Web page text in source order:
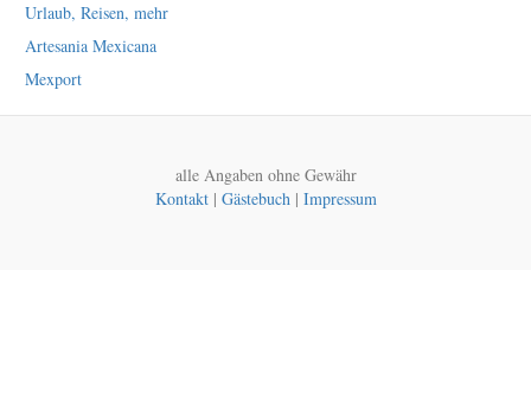
Urlaub, Reisen, mehr
Artesania Mexicana
Mexport
alle Angaben ohne Gewähr
Kontakt| Gästebuch| Impressum